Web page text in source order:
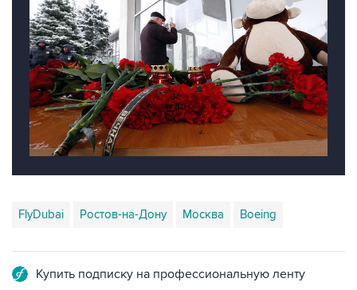
FlyDubai Ростов-на-Дону Москва Boeing
Купить подписку на профессиональную ленту